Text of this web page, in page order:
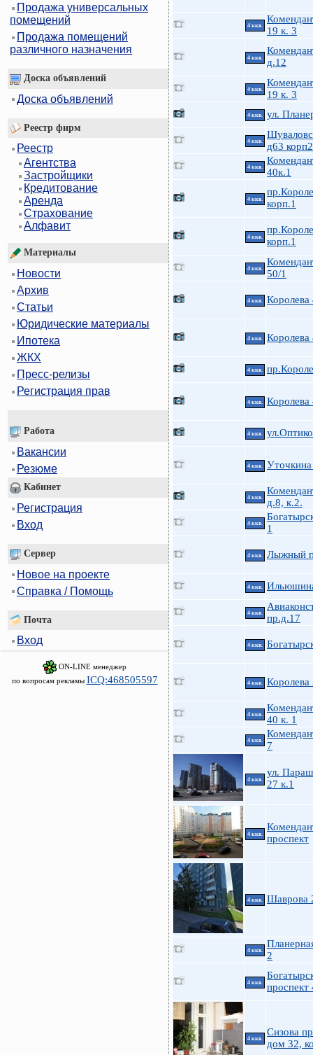
Продажа универсальных
помещений
Продажа помещений
различного назначения
Доска объявлений
Доска объявлений
Реестр фирм
Реестр
Агентства
Застройщики
Кредитование
Аренда
Страхование
Алфавит
Материалы
Новости
Архив
Статьи
Юридические материалы
Ипотека
ЖКХ
Пресс-релизы
Регистрация прав
Работа
Вакансии
Резюме
Кабинет
Регистрация
Вход
Сервер
Новое на проекте
Справка / Помощь
Почта
Вход
ON-LINE менеджер
по вопросам рекламы ICQ:468505597
4 ккв.
19 к. 3
4 ккв.
д.12
4 ккв.
19 к. 3
4 ккв. ул.
4 ккв.
д63 корп2
4 ккв.
40к.1
4 ккв.
корп.1
4 ккв.
корп.1
4 ккв.
50/1
4 ккв. Королева
4 ккв. Королева
4 ккв.
4 ккв. Королева
4 ккв.
4 ккв.
4 ккв.
д.8, к.2.
4 ккв.
1
4 ккв. Лыжный
4 ккв.
4 ккв.
пр.д.17
4 ккв.
4 ккв. Королева
4 ккв.
40 к. 1
4 ккв.
7
4 ккв.
ул.
27 к.1
4 ккв.
проспект
4 ккв. Шаврова
4 ккв.
2
4 ккв.
проспект
4 ккв.
Сизова
дом 32,